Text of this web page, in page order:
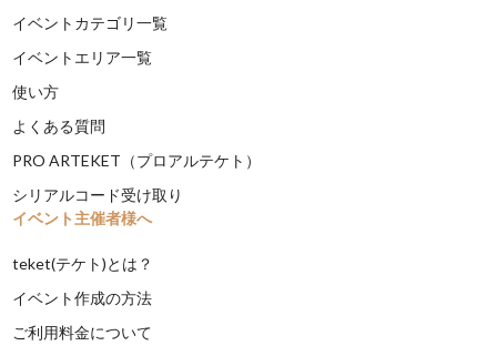
イベントカテゴリ一覧
イベントエリア一覧
使い方
よくある質問
PRO ARTEKET（プロアルテケト）
シリアルコード受け取り
イベント主催者様へ
teket(テケト)とは？
イベント作成の方法
ご利用料金について